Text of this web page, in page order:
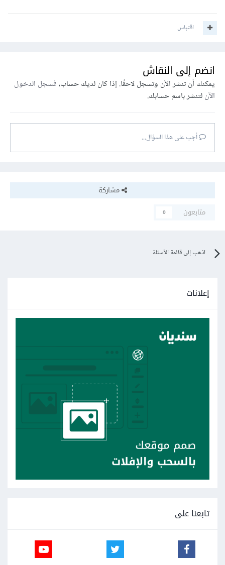
اقتباس
انضم إلى النقاش
يمكنك أن تنشر الآن وتسجل لاحقًا. إذا كان لديك حساب،فسجل الدخول
الآنلتنشر باسم حسابك.
أجب على هذا السؤال...
مشاركة
متابعون
0
اذهب إلى قائمة الأسئلة
إعلانات
تابعنا على